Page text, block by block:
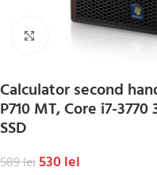
Click to enlarge
Calculator second
P710 MT, Core i7-
SSD
589lei530lei